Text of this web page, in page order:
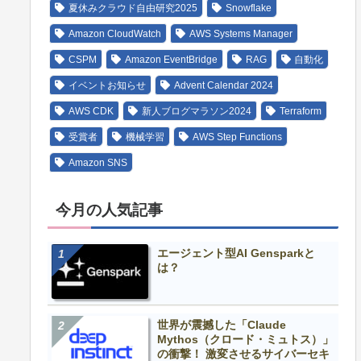
夏休みクラウド自由研究2025 Snowflake
Amazon CloudWatch AWS Systems Manager
CSPM Amazon EventBridge RAG 自動化
イベントお知らせ Advent Calendar 2024
AWS CDK 新人ブログマラソン2024 Terraform
受賞者 機械学習 AWS Step Functions
Amazon SNS
今月の人気記事
エージェント型AI Gensparkと
は？
世界が震撼した「Claude
Mythos（クロード・ミュトス）」
の衝撃！ 激変させるサイバーセキ